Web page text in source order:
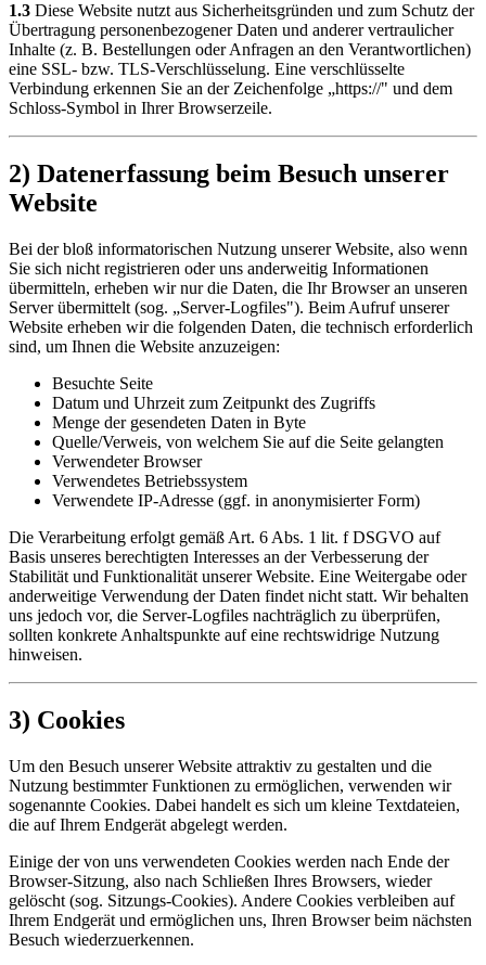
1.3 Diese Website nutzt aus Sicherheitsgründen und zum Schutz der
Übertragung personenbezogener Daten und anderer vertraulicher
Inhalte (z. B. Bestellungen oder Anfragen an den Verantwortlichen)
eine SSL- bzw. TLS-Verschlüsselung. Eine verschlüsselte
Verbindung erkennen Sie an der Zeichenfolge „https://" und dem
Schloss-Symbol in Ihrer Browserzeile.
2) Datenerfassung beim Besuch unserer
Website
Bei der bloß informatorischen Nutzung unserer Website, also wenn
Sie sich nicht registrieren oder uns anderweitig Informationen
übermitteln, erheben wir nur die Daten, die Ihr Browser an unseren
Server übermittelt (sog. „Server-Logfiles"). Beim Aufruf unserer
Website erheben wir die folgenden Daten, die technisch erforderlich
sind, um Ihnen die Website anzuzeigen:
Besuchte Seite
Datum und Uhrzeit zum Zeitpunkt des Zugriffs
Menge der gesendeten Daten in Byte
Quelle/Verweis, von welchem Sie auf die Seite gelangten
Verwendeter Browser
Verwendetes Betriebssystem
Verwendete IP-Adresse (ggf. in anonymisierter Form)
Die Verarbeitung erfolgt gemäß Art. 6 Abs. 1 lit. f DSGVO auf
Basis unseres berechtigten Interesses an der Verbesserung der
Stabilität und Funktionalität unserer Website. Eine Weitergabe oder
anderweitige Verwendung der Daten findet nicht statt. Wir behalten
uns jedoch vor, die Server-Logfiles nachträglich zu überprüfen,
sollten konkrete Anhaltspunkte auf eine rechtswidrige Nutzung
hinweisen.
3) Cookies
Um den Besuch unserer Website attraktiv zu gestalten und die
Nutzung bestimmter Funktionen zu ermöglichen, verwenden wir
sogenannte Cookies. Dabei handelt es sich um kleine Textdateien,
die auf Ihrem Endgerät abgelegt werden.
Einige der von uns verwendeten Cookies werden nach Ende der
Browser-Sitzung, also nach Schließen Ihres Browsers, wieder
gelöscht (sog. Sitzungs-Cookies). Andere Cookies verbleiben auf
Ihrem Endgerät und ermöglichen uns, Ihren Browser beim nächsten
Besuch wiederzuerkennen.